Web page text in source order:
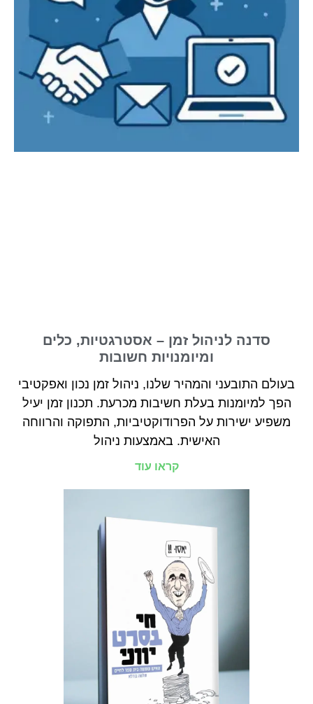
סדנה לניהול זמן – אסטרגטיות, כלים
ומיומנויות חשובות
בעולם התובעני והמהיר שלנו, ניהול זמן נכון ואפקטיבי
הפך למיומנות בעלת חשיבות מכרעת. תכנון זמן יעיל
משפיע ישירות על הפרודוקטיביות, התפוקה והרווחה
האישית. באמצעות ניהול
קראו עוד